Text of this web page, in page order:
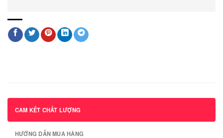
CAM KẾT CHẤT LƯỢNG
HƯỚNG DẪN MUA HÀNG